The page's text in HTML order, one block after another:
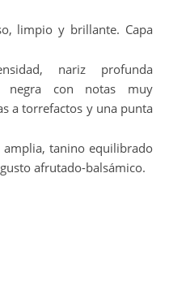
limpio y brillante. Capa
nariz profunda
con notas muy
a torrefactos y una punta
tanino equilibrado